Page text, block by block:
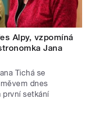
Alpy, vzpomíná
Jana
Tichá se
dnes
první setkání